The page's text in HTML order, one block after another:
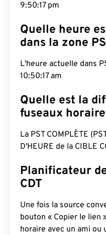
9:50:17 pm
Quelle heure
dans la zone
L'heure actuelle dans
10:50:17 am
Quelle est la
fuseaux
La PST COMPLÈTE
D'HEURE de la CIBLE
Planificateur
CDT
Une fois la source
bouton « Copier le lien
horaire avec un ami ou